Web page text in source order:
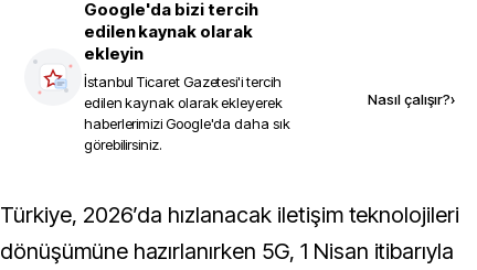
Google'da bizi tercih
edilen kaynak olarak
ekleyin
İstanbul Ticaret Gazetesi'i tercih
edilen kaynak olarak ekleyerek
haberlerimizi Google'da daha sık
görebilirsiniz.
Nasıl çalışır?›
Türkiye, 2026’da hızlanacak iletişim teknolojileri
dönüşümüne hazırlanırken 5G, 1 Nisan itibarıyla